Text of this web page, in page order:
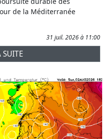
de la Méditerranée
31 juil. 2026 à 11:00
SUITE